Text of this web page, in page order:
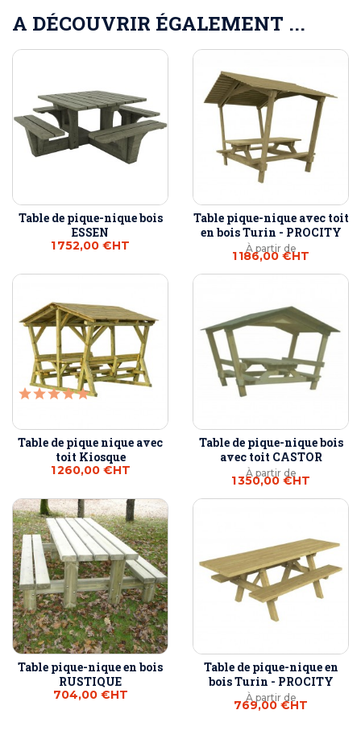
A DÉCOUVRIR ÉGALEMENT ...
Table de pique-nique bois
ESSEN
1 752,00 €HT
Table pique-nique avec toit
en bois Turin - PROCITY
À partir de
1 186,00 €HT
Table de pique nique avec
toit Kiosque
1 260,00 €HT
Table de pique-nique bois
avec toit CASTOR
À partir de
1 350,00 €HT
Table pique-nique en bois
RUSTIQUE
704,00 €HT
Table de pique-nique en
bois Turin - PROCITY
À partir de
769,00 €HT